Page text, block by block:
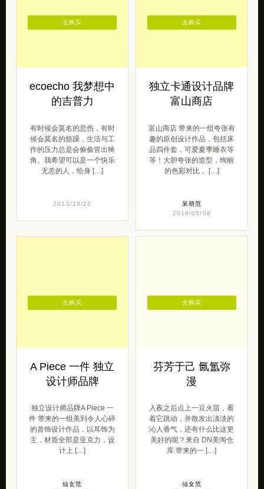
ecoecho 我梦想中
的吉普力
有时候会莫名的悲伤，有时
候会莫名的烦躁，生活与工
作的压力总是会偷偷冒出犄
角。我希望可以是一个快乐
无恙的人，给身 […]
2013/10/22
去购买
独立卡通设计品牌
富山商店
富山商店 带来的一组夸张有
趣的原创设计作品，包括床
品四件套，可爱夏季睡衣等
等！大胆夸张的造型，绚丽
的色彩对比， […]
呆萌范
2018/05/08
去购买
A Piece 一件 独立
设计师品牌
独立设计师品牌A Piece 一
件 带来的一组美到令人心碎
的首饰设计作品，以耳饰为
主，材质全部是亚克力，设
计上 […]
仙女范
去购买
芬芳于己 氤氲弥
漫
入夜之后点上一豆火苗，看
着它跳动，并散发出淡淡的
沁人香气，还有什么比这更
美好的呢？来自 DN美淘仓
库 带来的一 […]
仙女范
去购买